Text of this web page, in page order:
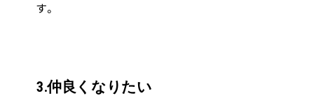
す。
3.仲良くなりたい